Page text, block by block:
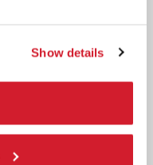
Show details